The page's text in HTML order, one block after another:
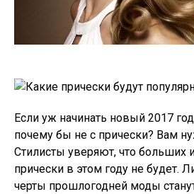
Если уж начинать новый 2017
почему бы не с прически? Вам
Стилисты уверяют, что больших
прически в этом году не будет.
черты прошлогодней моды